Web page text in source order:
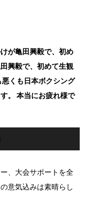
が亀田興毅で、初め
興毅で、初めて生観
くも日本ボクシング
。 本当にお疲れ様で
、大会サポートを全
意気込みは素晴らし